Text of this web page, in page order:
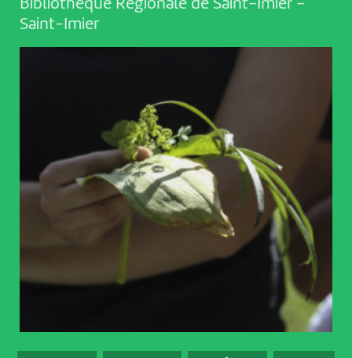
Bibliothèque Régionale de Saint-Imier -
Saint-Imier